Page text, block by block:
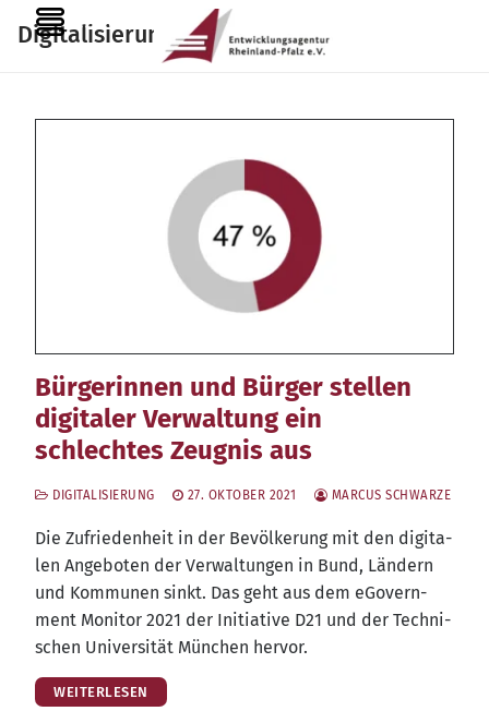
Inhalt
Digitalisierung
Bürgerinnen und Bürger stellen
digitaler Verwaltung ein
schlechtes Zeugnis aus
DIGITALISIERUNG 27. OKTOBER 2021 MARCUS SCHWARZE
Die Zufrie­den­heit in der Bevöl­ke­rung mit den digi­ta­
len Ange­bo­ten der Ver­wal­tun­gen in Bund, Län­dern
und Kom­mu­nen sinkt. Das geht aus dem eGo­vern­
ment Moni­tor 2021 der Initia­ti­ve D21 und der Tech­ni­
schen Uni­ver­si­tät Mün­chen hervor.
WEITERLESEN
MENU